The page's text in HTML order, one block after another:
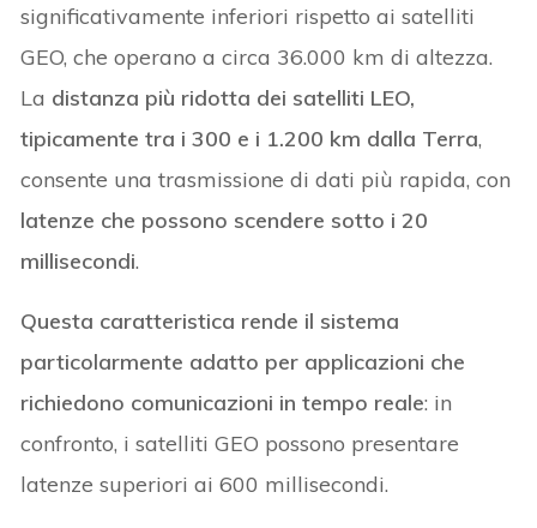
significativamente inferiori rispetto ai satelliti
GEO, che operano a circa 36.000 km di altezza.
La distanza più ridotta dei satelliti LEO,
tipicamente tra i 300 e i 1.200 km dalla Terra,
consente una trasmissione di dati più rapida, con
latenze che possono scendere sotto i 20
millisecondi.
Questa caratteristica rende il sistema
particolarmente adatto per applicazioni che
richiedono comunicazioni in tempo reale: in
confronto, i satelliti GEO possono presentare
latenze superiori ai 600 millisecondi.